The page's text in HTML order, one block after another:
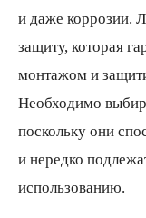
и даже коррозии.
защиту, которая
монтажом и
Необходимо
поскольку они
и нередко
использованию.